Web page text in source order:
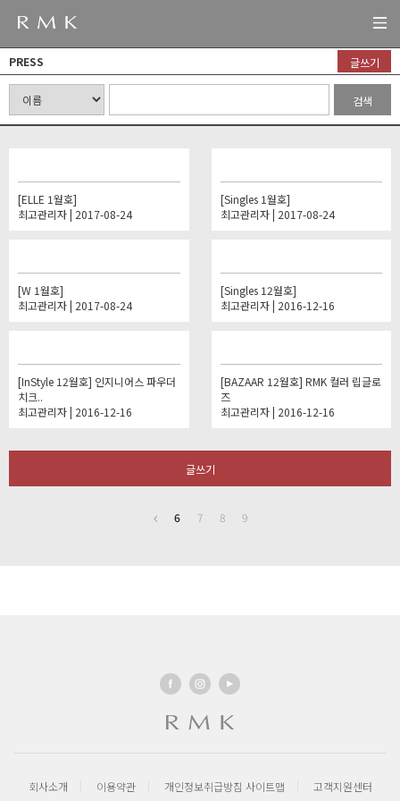
PRESS 글쓰기
검색
[ELLE 1월호]
최고관리자 | 2017-08-24
[Singles 1월호]
최고관리자 | 2017-08-24
[W 1월호]
최고관리자 | 2017-08-24
[Singles 12월호]
최고관리자 | 2016-12-16
[InStyle 12월호] 인지니어스 파우더
치크..
최고관리자 | 2016-12-16
[BAZAAR 12월호] RMK 컬러 립글로
즈
최고관리자 | 2016-12-16
글쓰기
6 7 8 9
회사소개 이용약관 개인정보취급방침 사이트맵 고객지원센터